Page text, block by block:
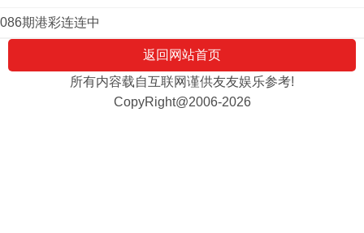
086期港彩连连中
返回网站首页
所有内容载自互联网谨供友友娱乐参考!
CopyRight@2006-2026